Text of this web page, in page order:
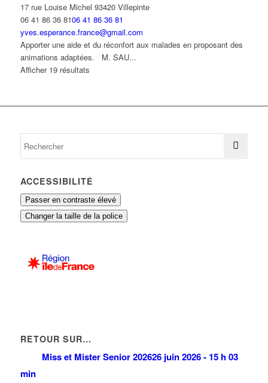
17 rue Louise Michel 93420 Villepinte
06 41 86 36 8106 41 86 36 81
yves.esperance.france@gmail.com
Apporter une aide et du réconfort aux malades en proposant des
animations adaptées. M. SAU...
Afficher 19 résultats
ACCESSIBILITÉ
Passer en contraste élevé
Changer la taille de la police
RETOUR SUR…
Miss et Mister Senior 202626 juin 2026 - 15 h 03
min